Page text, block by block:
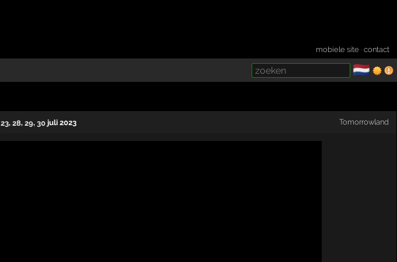
mobiele site ·contact
🇳🇱
23,28,29,30juli 2023 Tomorrowland